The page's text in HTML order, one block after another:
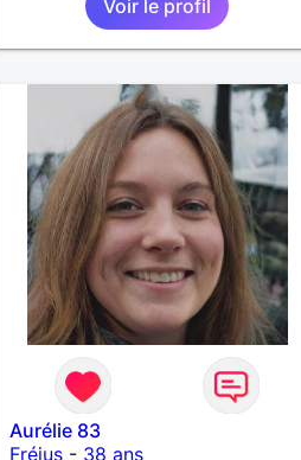
Voir le profil
Aurélie 83
Fréjus - 38 ans